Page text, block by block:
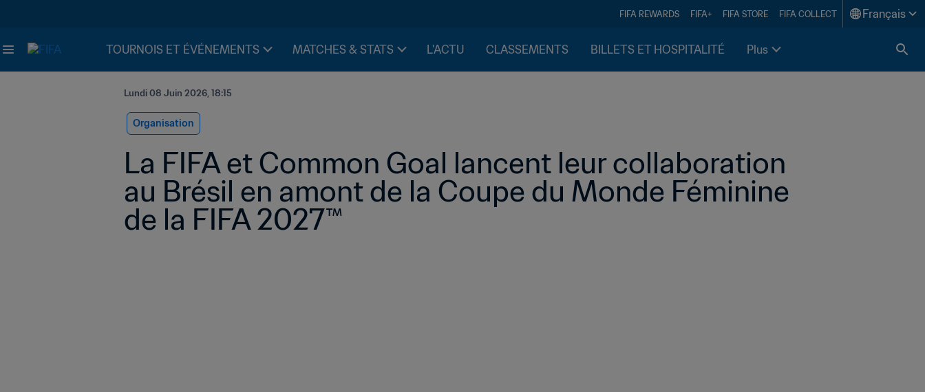
FIFA REWARDS FIFA+ FIFA STORE FIFA COLLECT Français
TOURNOIS ET ÉVÉNEMENTS MATCHES & STATS L'ACTU CLASSEMENTS BILLETS ET HOSPITALITÉ Plus
Lundi 08 Juin 2026, 18:15
Organisation
La FIFA et Common Goal lancent leur collaboration
au Brésil en amont de la Coupe du Monde Féminine
de la FIFA 2027™